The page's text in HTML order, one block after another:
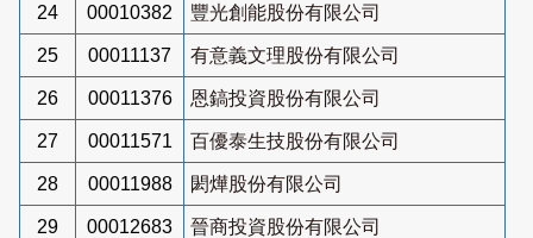
24 00010382 豐光創能股份有限公司
25 00011137 有意義文理股份有限公司
26 00011376 恩鎬投資股份有限公司
27 00011571 百優泰生技股份有限公司
28 00011988 閎燁股份有限公司
29 00012683 晉商投資股份有限公司